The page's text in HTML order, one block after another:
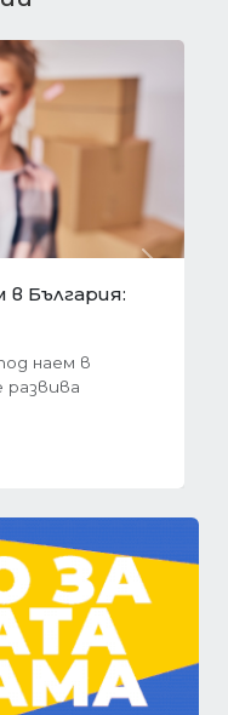
ръка
че понякога
в